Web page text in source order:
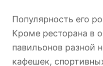
Популярность его
Кроме ресторана в
павильонов разной
кафешек,